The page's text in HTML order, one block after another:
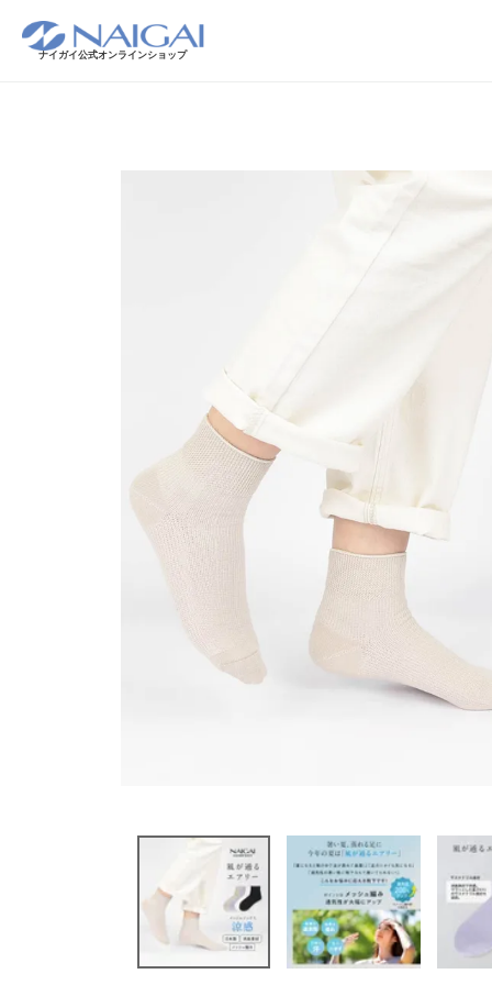
ナイガイ公式オンラインショップ